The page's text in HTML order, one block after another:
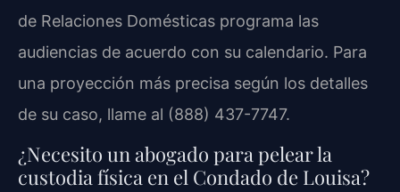
de Relaciones Domésticas programa las
audiencias de acuerdo con su calendario. Para
una proyección más precisa según los detalles
de su caso, llame al (888) 437-7747.
¿Necesito un abogado para pelear la
custodia física en el Condado de Louisa?